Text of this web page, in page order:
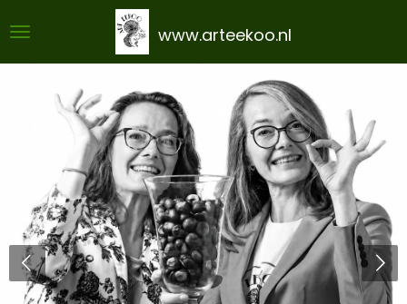
direct
naar
hoofdinhoud
www.arteekoo.nl